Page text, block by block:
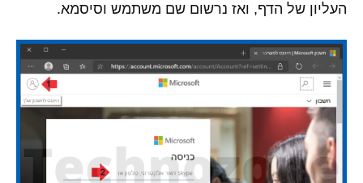
העליון של הדף, ואז נרשום שם משתמש וסיסמא.